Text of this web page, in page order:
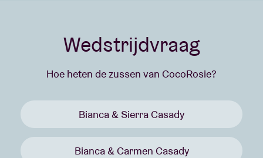
Wedstrijdvraag
Hoe heten de zussen van CocoRosie?
Bianca & Sierra Casady
Bianca & Carmen Casady